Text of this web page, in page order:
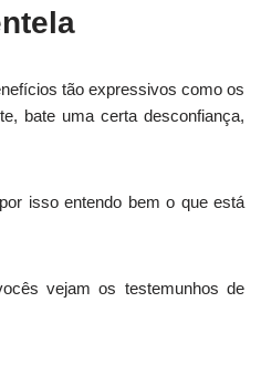
tão expressivos como os
bate uma certa desconfiança,
isso entendo bem o que está
vejam os testemunhos de